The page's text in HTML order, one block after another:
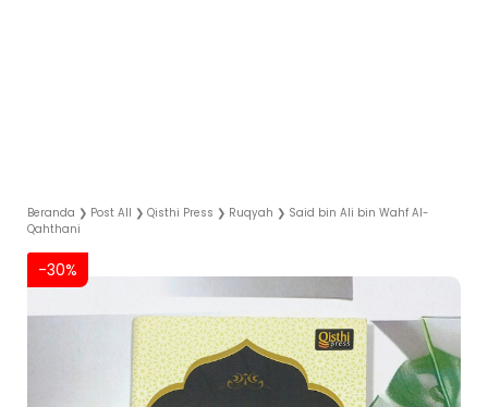
Beranda ❯ Post All ❯ Qisthi Press ❯ Ruqyah ❯ Said bin Ali bin Wahf Al-
Qahthani
-30%